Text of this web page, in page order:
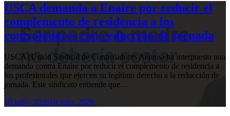
USCA demanda a Enaire por reducir el
complemento de residencia a los
controladores con reducción de jornada
USCA (Unión Sindical de Controladores Aéreos) ha interpuesto una
demanda contra Enaire por reducir el complemento de residencia a
los profesionales que ejercen su legítimo derecho a la reducción de
jornada. Este sindicato entiende que…
10 julio, 202610 julio, 2026